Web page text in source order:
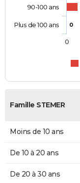
0
90-100 ans
Plus de 100 ans
0
Famille STEMER
Moins de 10 ans
De 10 à 20 ans
De 20 à 30 ans